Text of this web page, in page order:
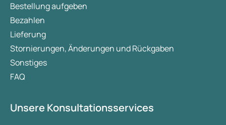
Bestellung aufgeben
Bezahlen
Lieferung
Stornierungen, Änderungen und Rückgaben
Sonstiges
FAQ
Unsere Konsultationsservices